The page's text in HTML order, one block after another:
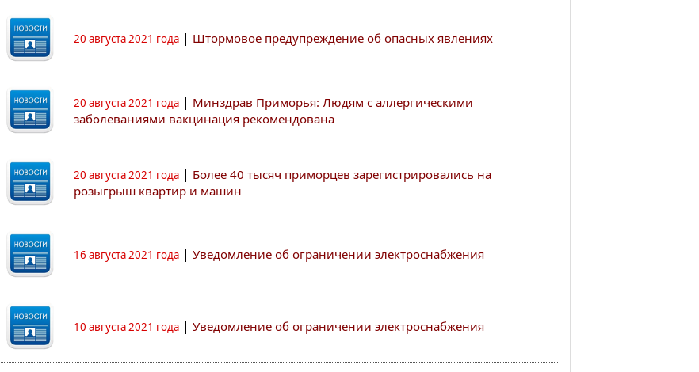
20 августа 2021 года | Штормовое предупреждение об опасных явлениях
20 августа 2021 года | Минздрав Приморья: Людям с аллергическими
заболеваниями вакцинация рекомендована
20 августа 2021 года | Более 40 тысяч приморцев зарегистрировались на
розыгрыш квартир и машин
16 августа 2021 года | Уведомление об ограничении электроснабжения
10 августа 2021 года | Уведомление об ограничении электроснабжения